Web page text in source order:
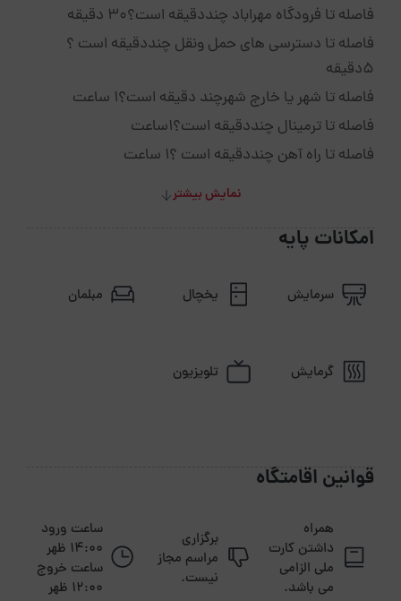
فاصله تا فرودگاه مهراباد چنددقیقه است؟30 دقیقه
فاصله تا دسترسی های حمل ونقل چنددقیقه است ؟
5دقیقه
فاصله تا شهر یا خارج شهرچند دقیقه است؟1 ساعت
فاصله تا ترمینال چنددقیقه است؟1ساعت
فاصله تا راه آهن چنددقیقه است ؟1 ساعت
نمایش بیشتر
امکانات پایه
سرمایش یخچال مبلمان
گرمایش تلویزیون
قوانین اقامتگاه
همراه
داشتن کارت
ملی الزامی
می باشد.
برگزاری
مراسم مجاز
نیست.
ساعت ورود
14:00 ظهر
ساعت خروج
12:00 ظهر